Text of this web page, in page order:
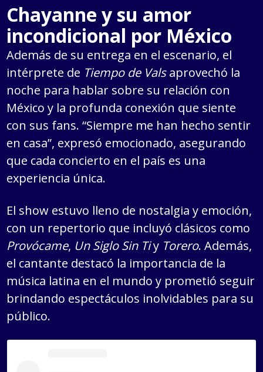
Chayanne y su amor
incondicional por México
Además de su entrega en el escenario, el
intérprete de Tiempo de Valsaprovechó la
noche para hablar sobre su relación con
México y la profunda conexión que siente
con sus fans. “Siempre me han hecho sentir
en casa”, expresó emocionado, asegurando
que cada concierto en el país es una
experiencia única.
El show estuvo lleno de nostalgia y emoción,
con un repertorio que incluyó clásicos como
Provócame, Un Siglo Sin Tiy Torero. Además,
el cantante destacó la importancia de la
música latina en el mundo y prometió seguir
brindando espectáculos inolvidables para su
público.